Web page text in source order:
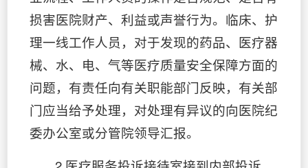
损害医院财产、利益或声誉行为。临床、护
理一线工作人员，对于发现的药品、医疗器
械、水、电、气等医疗质量安全保障方面的
问题，有责任向有关职能部门反映，有关部
门应当给予处理，对处理有异议的向医院纪
委办公室或分管院领导汇报。